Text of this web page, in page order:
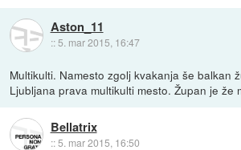
Aston_11
:: 5. mar 2015, 16:47
Multikulti. Namesto zgolj kvakanja še balkan
Ljubljana prava multikulti mesto. Župan je že
Bellatrix
::5. mar 2015, 16:50